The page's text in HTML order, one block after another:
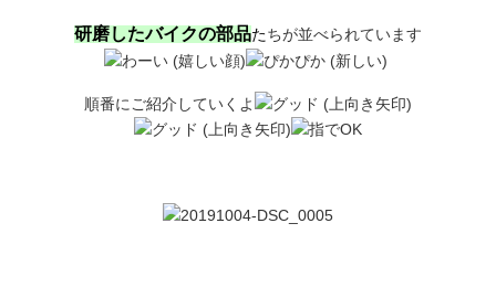
研磨したバイクの部品たちが並べられています
順番にご紹介していくよ